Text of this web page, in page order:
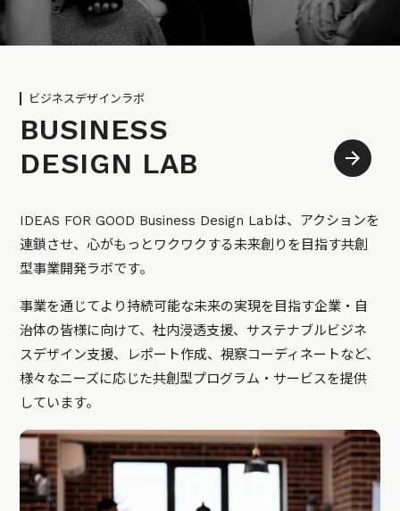
ビジネスデザインラボ
BUSINESS
DESIGN LAB
IDEAS FOR GOOD Business Design Labは、アクションを
連鎖させ、心がもっとワクワクする未来創りを目指す共創
型事業開発ラボです。
事業を通じてより持続可能な未来の実現を目指す企業・自
治体の皆様に向けて、社内浸透支援、サステナブルビジネ
スデザイン支援、レポート作成、視察コーディネートなど、
様々なニーズに応じた共創型プログラム・サービスを提供
しています。